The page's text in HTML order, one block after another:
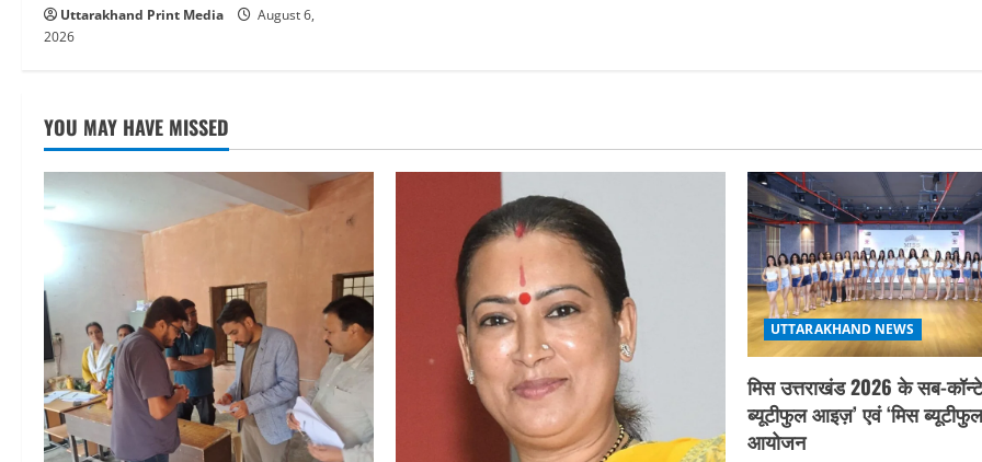
Uttarakhand Print Media
August 6,
2026
YOU MAY HAVE MISSED
UTTARAKHAND NEWS
मिस उत्तराखंड 2026 के सब-
ब्यूटीफुल आइज़’ एवं ‘मिस
आयोजन